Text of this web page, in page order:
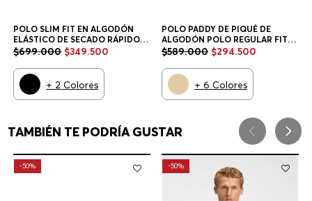
POLO SLIM FIT EN ALGODÓN
ELÁSTICO DE SECADO RÁPIDO
POLO SLIM FIT HOMBRE
$699.000 $349.500
+ 2 Colores
POLO PADDY DE PIQUÉ DE
ALGODÓN POLO REGULAR FIT
HOMBRE
$589.000 $294.500
+ 6 Colores
TAMBIÉN TE PODRÍA GUSTAR
-50% -50%